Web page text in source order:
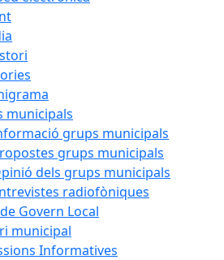
municipals
grups municipals
grups municipals
dels grups municipals
radiofòniques
Govern Local
municipal
Informatives